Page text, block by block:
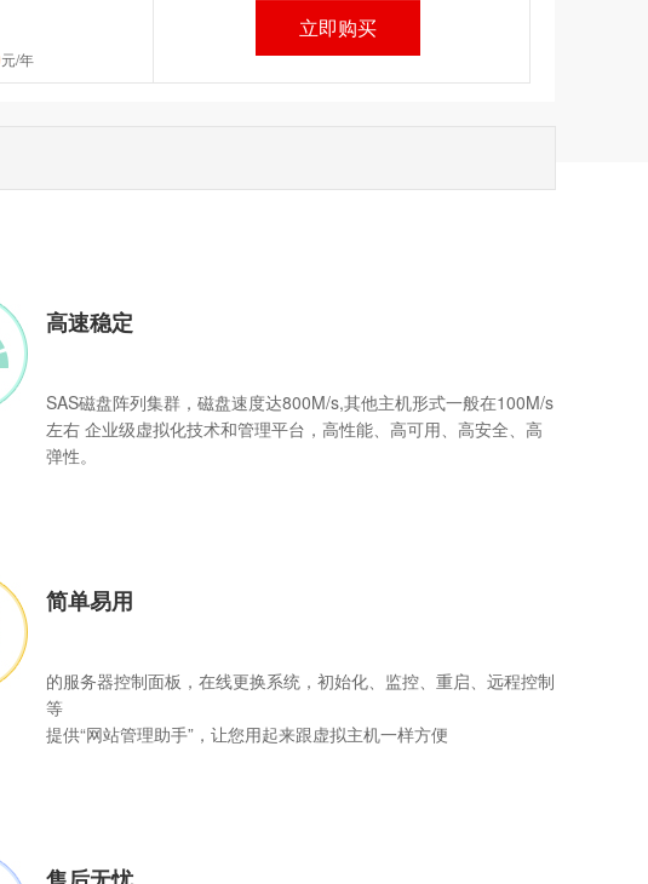
元/年
立即购买
高速稳定
SAS磁盘阵列集群，磁盘速度达800M/s,其他主机形式一般在100M/s
左右 企业级虚拟化技术和管理平台，高性能、高可用、高安全、高
弹性。
简单易用
的服务器控制面板，在线更换系统，初始化、监控、重启、远程控制
等
提供“网站管理助手”，让您用起来跟虚拟主机一样方便